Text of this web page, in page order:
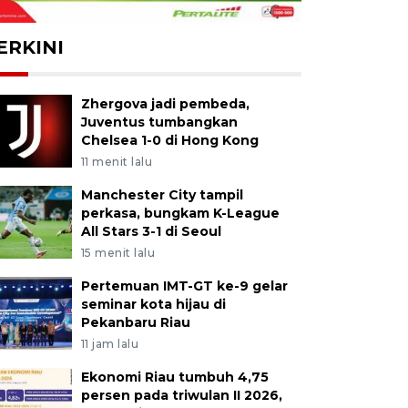
Zhergova jadi pembeda,
Juventus tumbangkan
Chelsea 1-0 di Hong Kong
11 menit lalu
Manchester City tampil
perkasa, bungkam K-League
All Stars 3-1 di Seoul
15 menit lalu
Pertemuan IMT-GT ke-9 gelar
seminar kota hijau di
Pekanbaru Riau
11 jam lalu
Ekonomi Riau tumbuh 4,75
persen pada triwulan II 2026,